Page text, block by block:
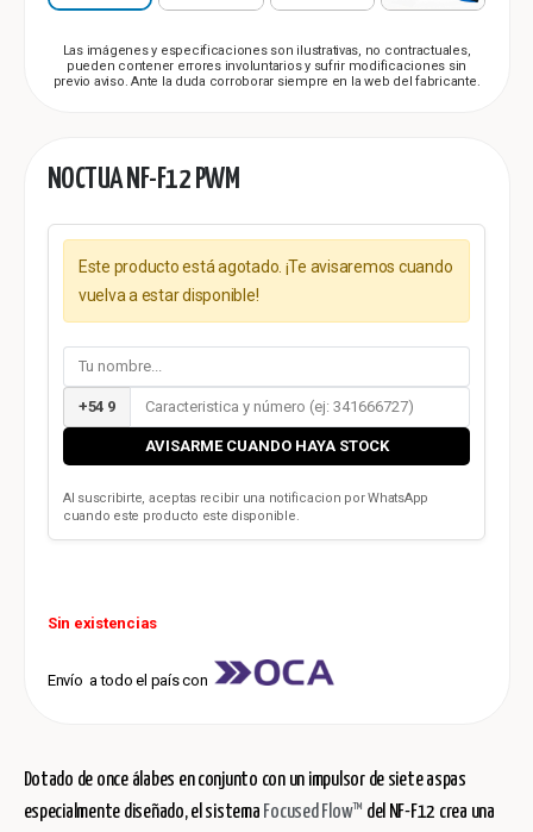
Las imágenes y especificaciones son ilustrativas, no contractuales,
pueden contener errores involuntarios y sufrir modificaciones sin
previo aviso. Ante la duda corroborar siempre en la web del fabricante.
NOCTUA NF-F12 PWM
Este producto está agotado. ¡Te avisaremos cuando
vuelva a estar disponible!
+54 9
AVISARME CUANDO HAYA STOCK
Al suscribirte, aceptas recibir una notificacion por WhatsApp
cuando este producto este disponible.
Sin existencias
Envío a todo el país con
Dotado de once álabes en conjunto con un impulsor de siete aspas
especialmente diseñado, el sistema Focused Flow™ del NF-F12 crea una